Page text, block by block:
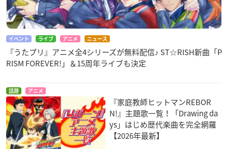
イベント ライブ アニメ ニュース
『うたプリ』アニメ全4シリーズが無料配信♪ ST☆RISH新曲「P
RISM FOREVER!」＆15周年ライブも決定
話題 アニメ
『家庭教師ヒットマンREBOR
N!』主題歌一覧！「Drawing da
ys」はじめ歴代楽曲を完全網羅
【2026年最新】